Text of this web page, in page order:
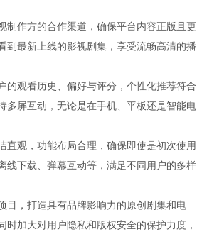
制作方的合作渠道，确保平台内容正版且更
到最新上线的影视剧集，享受流畅高清的播
的观看历史、偏好与评分，个性化推荐符合
多屏互动，无论是在手机、平板还是智能电
观，功能布局合理，确保即使是初次使用
线下载、弹幕互动等，满足不同用户的多样
目，打造具有品牌影响力的原创剧集和电
加大对用户隐私和版权安全的保护力度，